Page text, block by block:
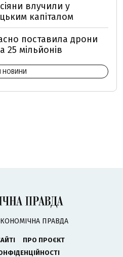
влучили у
капіталом
поставила дрони
25 мільйонів
НОВИНИ
ПРАВДА
ПРО ПРОЄКТ